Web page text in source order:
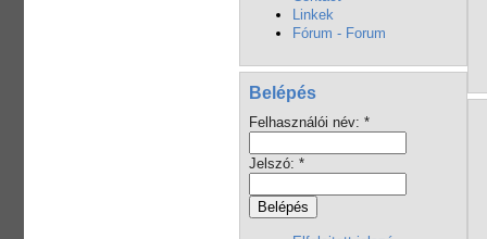
Linkek
Fórum - Forum
Belépés
Felhasználói név: *
Jelszó: *